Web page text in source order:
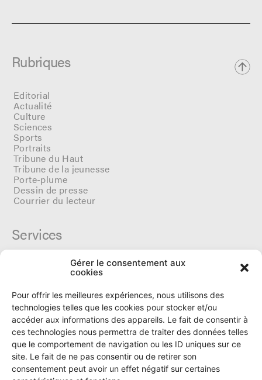
Gérer le consentement aux
cookies
Pour offrir les meilleures expériences, nous utilisons des
technologies telles que les cookies pour stocker et/ou
accéder aux informations des appareils. Le fait de consentir à
ces technologies nous permettra de traiter des données telles
que le comportement de navigation ou les ID uniques sur ce
site. Le fait de ne pas consentir ou de retirer son
consentement peut avoir un effet négatif sur certaines
Rubriques
Editorial
Actualité
Culture
Sciences
Sports
Portraits
Tribune du Haut
Tribune de la jeunesse
Porte-plume
Dessin de presse
Courrier du lecteur
Services
Archives
Tarifs et dates de parutions
Politique de cookies
Politique de confidentialité
Le Ô